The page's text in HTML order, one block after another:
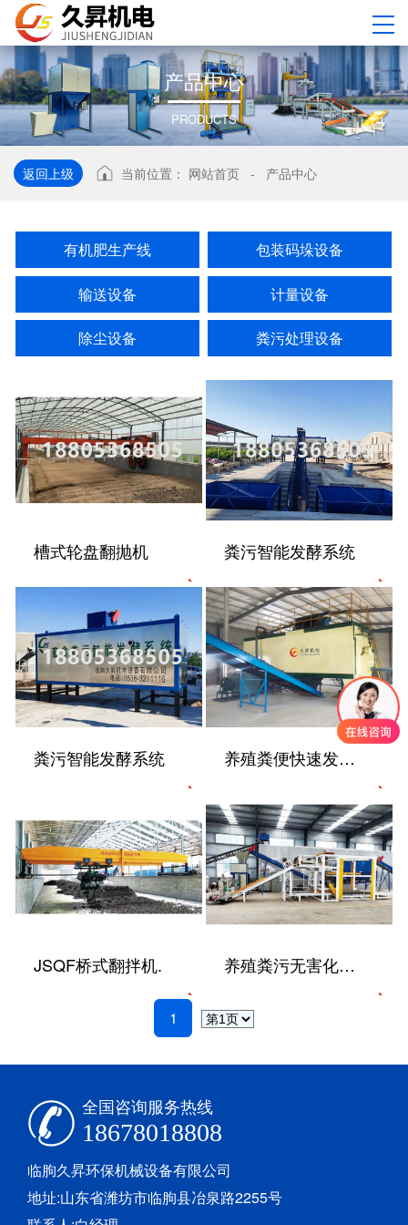
产品中心
PRODUCTS
返回上级 当前位置： 网站首页 - 产品中心
有机肥生产线 包装码垛设备
输送设备 计量设备
除尘设备 粪污处理设备
槽式轮盘翻抛机 粪污智能发酵系统
粪污智能发酵系统 养殖粪便快速发酵机
JSQF桥式翻拌机. 养殖粪污无害化处理整体方案
1
全国咨询服务热线
18678018808
临朐久昇环保机械设备有限公司
地址:山东省潍坊市临朐县冶泉路2255号